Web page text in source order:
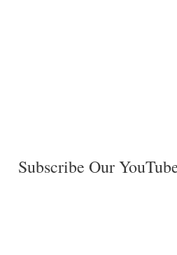
Subscribe Our